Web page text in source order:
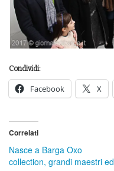
Condividi:
Facebook X
Correlati
Nasce a Barga Oxo
collection, grandi maestri ed